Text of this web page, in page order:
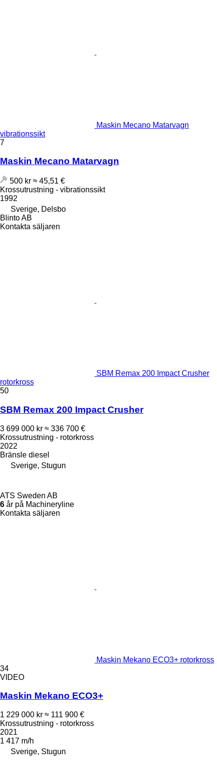
Maskin Mecano Matarvagn
vibrationssikt
7
Maskin Mecano Matarvagn
500 kr ≈ 45,51 €
Krossutrustning - vibrationssikt
1992
Sverige, Delsbo
Blinto AB
Kontakta säljaren
SBM Remax 200 Impact Crusher
rotorkross
50
SBM Remax 200 Impact Crusher
3 699 000 kr ≈ 336 700 €
Krossutrustning - rotorkross
2022
Bränsle diesel
Sverige, Stugun
ATS Sweden AB
6 år på Machineryline
Kontakta säljaren
Maskin Mekano ECO3+ rotorkross
34
VIDEO
Maskin Mekano ECO3+
1 229 000 kr ≈ 111 900 €
Krossutrustning - rotorkross
2021
1 417 m/h
Sverige, Stugun